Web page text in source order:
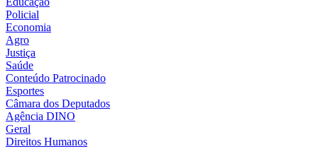
Policial
Economia
Agro
Justiça
Saúde
Conteúdo Patrocinado
Esportes
Câmara dos Deputados
Agência DINO
Geral
Direitos Humanos